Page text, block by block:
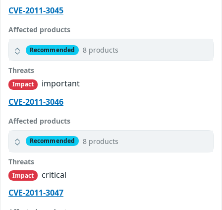
CVE-2011-3045
Affected products
Recommended 8 products
Threats
Impact
important
CVE-2011-3046
Affected products
Recommended 8 products
Threats
Impact
critical
CVE-2011-3047